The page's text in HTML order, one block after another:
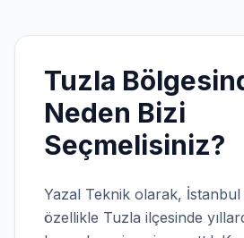
Tuzla
Neden Bizi
Seçmelisiniz?
Yazal Teknik olarak, İstanbul
özellikle Tuzla ilçesinde